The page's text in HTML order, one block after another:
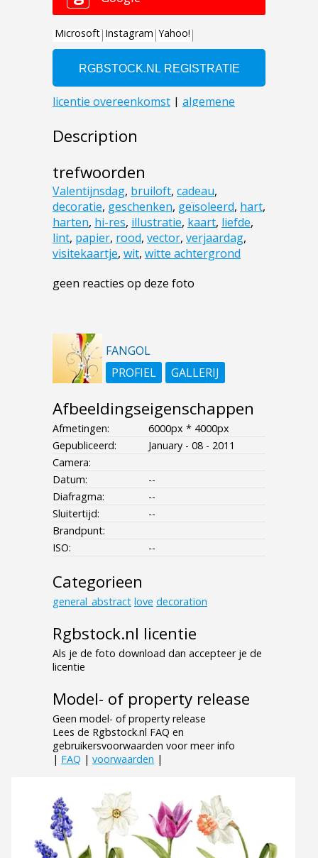
Description
trefwoorden
Valentijnsdag, bruiloft, cadeau,
decoratie, geschenken, geïsoleerd, hart,
harten, hi-res, illustratie, kaart, liefde,
lint, papier, rood, vector, verjaardag,
visitekaartje, wit, witte achtergrond
geen reacties op deze foto
FANGOL
PROFIEL
GALLERIJ
Afbeeldingseigenschappen
Afmetingen:
6000px * 4000px
Gepubliceerd:
January - 08 - 2011
Camera:
Datum:
--
Diafragma:
--
Sluitertijd:
--
Brandpunt:
ISO:
--
Categorieen
general_abstract love decoration
Rgbstock.nl licentie
Als je de foto download dan accepteer je de
licentie
Model- of property release
Geen model- of property release
Lees de Rgbstock.nl FAQ en
gebruikersvoorwaarden voor meer info
| FAQ | voorwaarden |